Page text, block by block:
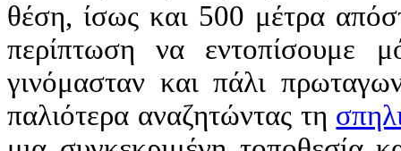
θέση, ίσως και 500 μέτρα
περίπτωση να
γινόμασταν και πάλι
παλιότερα αναζητώντας τη